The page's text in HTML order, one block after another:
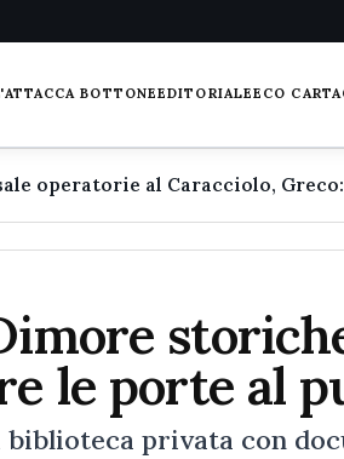
BOTTONEEDITORIALEECO
le porte al
biblioteca privata con